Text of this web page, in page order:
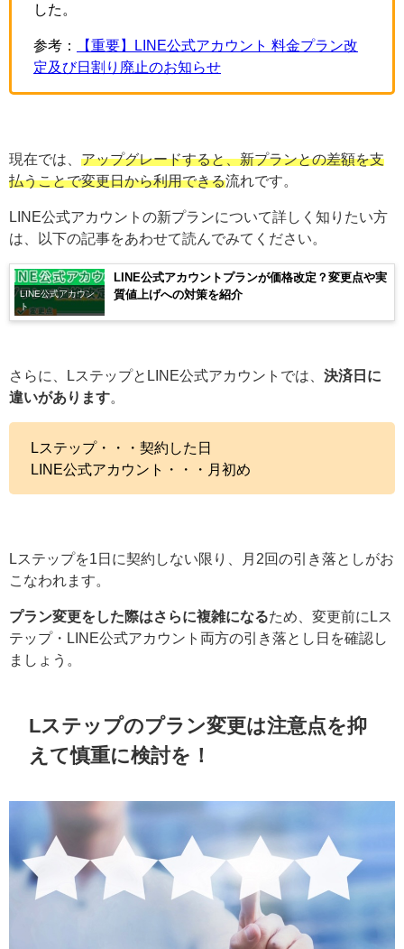
した。
参考：
【重要】LINE公式アカウント 料金プラン改
定及び日割り廃止のお知らせ
現在では、 アップグレードすると、新プランとの差額を支
払うことで変更日から利用できる流れです。
LINE公式アカウントの新プランについて詳しく知りたい方
は、以下の記事をあわせて読んでみてください。
LINE公式アカウン
ト
LINE公式アカウントプランが価格改定？変更点や実
質値上げへの対策を紹介
さらに、LステップとLINE公式アカウントでは、 決済日に
違いがあります
Lステップ・・・契約した日
LINE公式アカウント・・・月初め
Lステップを1日に契約しない限り、月2回の引き落としがお
こなわれます。
プラン変更をした際はさらに複雑になるため、変更前にLス
テップ・LINE公式アカウント両方の引き落とし日を確認し
ましょう。
Lステップのプラン変更は注意点を抑
えて慎重に検討を！